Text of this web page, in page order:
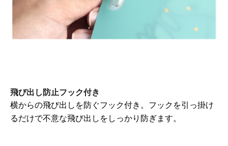
飛び出し防止フック付き
横からの飛び出しを防ぐフック付き。フックを引っ掛け
るだけで不意な飛び出しをしっかり防ぎます。